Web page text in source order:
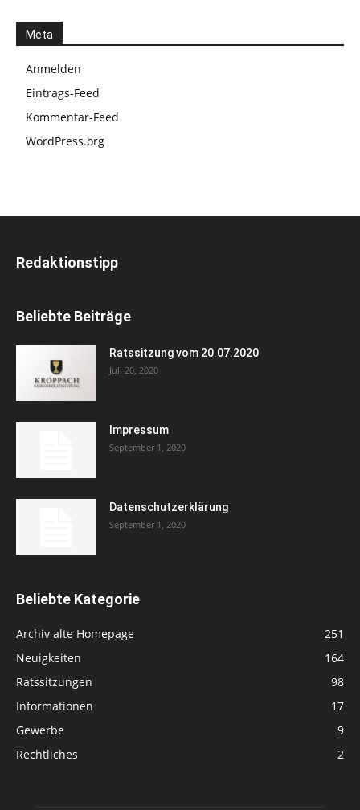
Meta
Anmelden
Eintrags-Feed
Kommentar-Feed
WordPress.org
Redaktionstipp
Beliebte Beiträge
Ratssitzung vom 20.07.2020
Juli 20, 2020
Impressum
September 1, 2020
Datenschutzerklärung
September 1, 2020
Beliebte Kategorie
Archiv alte Homepage
251
Neuigkeiten
164
Ratssitzungen
98
Informationen
17
Gewerbe
9
Rechtliches
2